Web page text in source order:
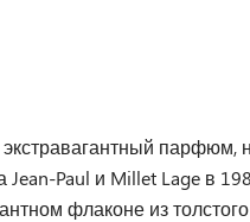
Paul и Millet Lage в
флаконе из